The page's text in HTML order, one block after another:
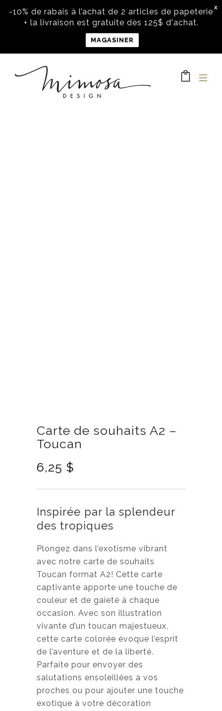
X
-10% de rabais à l’achat de 2 articles de papeterie
+ la livraison est gratuite dès 125$ d'achat.
MAGASINER
Carte de souhaits A2 –
Toucan
6,25 $
Inspirée par la splendeur
des tropiques
Plongez dans l’exotisme vibrant
avec notre carte de souhaits
Toucan format A2! Cette carte
captivante apporte une touche de
couleur et de gaieté à chaque
occasion. Avec son illustration
vivante d’un toucan majestueux,
cette carte colorée évoque l’esprit
de l’aventure et de la liberté.
Parfaite pour envoyer des
salutations ensoleillées à vos
proches ou pour ajouter une touche
exotique à votre décoration